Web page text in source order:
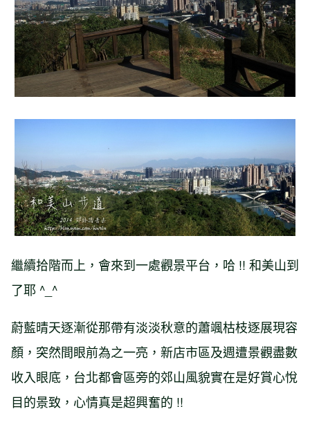
繼續拾階而上，會來到一處觀景平台，哈 !! 和美山到
了耶 ^_^
蔚藍晴天逐漸從那帶有淡淡秋意的蕭颯枯枝逐展現容
顏，突然間眼前為之一亮，新店市區及週遭景觀盡數
收入眼底，台北都會區旁的郊山風貌實在是好賞心悅
目的景致，心情真是超興奮的 !!